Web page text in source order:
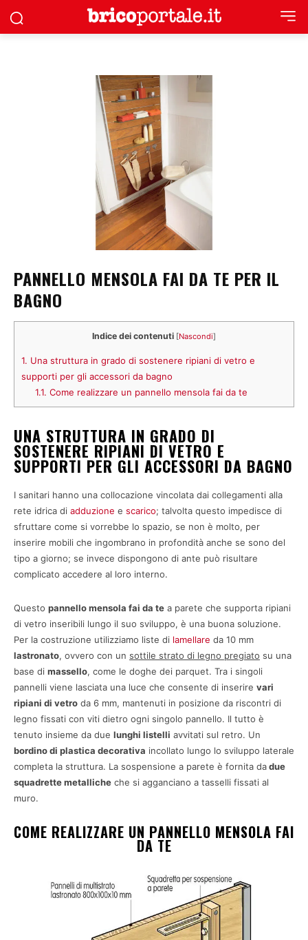
PANNELLO MENSOLA FAI DA TE PER IL
BAGNO
Indice dei contenuti [Nascondi]
1. Una struttura in grado di sostenere ripiani di vetro e
supporti per gli accessori da bagno
1.1. Come realizzare un pannello mensola fai da te
UNA STRUTTURA IN GRADO DI
SOSTENERE RIPIANI DI VETRO E
SUPPORTI PER GLI ACCESSORI DA BAGNO
I sanitari hanno una collocazione vincolata dai collegamenti alla
rete idrica di adduzione e scarico; talvolta questo impedisce di
sfruttare come si vorrebbe lo spazio, se non è molto, per
inserire mobili che ingombrano in profondità anche se sono del
tipo a giorno; se invece dispongono di ante può risultare
complicato accedere al loro interno.
Questo pannello mensola fai da te a parete che supporta ripiani
di vetro inseribili lungo il suo sviluppo, è una buona soluzione.
Per la costruzione utilizziamo liste di lamellare da 10 mm
lastronato, ovvero con un sottile strato di legno pregiato su una
base di massello, come le doghe dei parquet. Tra i singoli
pannelli viene lasciata una luce che consente di inserire vari
ripiani di vetro da 6 mm, mantenuti in posizione da riscontri di
legno fissati con viti dietro ogni singolo pannello. Il tutto è
tenuto insieme da due lunghi listelli avvitati sul retro. Un
bordino di plastica decorativa incollato lungo lo sviluppo laterale
completa la struttura. La sospensione a parete è fornita dadue
squadrette metalliche che si agganciano a tasselli fissati al
muro.
COME REALIZZARE UN PANNELLO MENSOLA FAI
DA TE